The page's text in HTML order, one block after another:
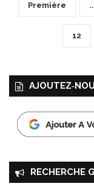
Première
12
RECHERCHE